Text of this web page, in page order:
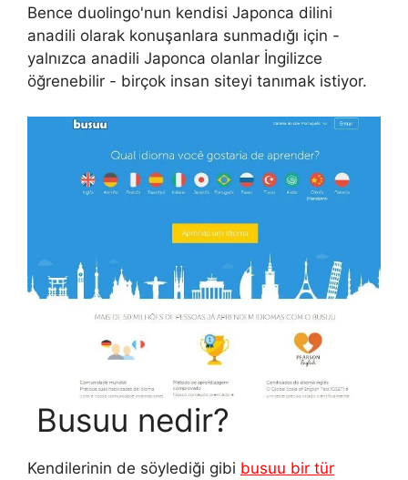
Bence duolingo'nun kendisi Japonca dilini
anadili olarak konuşanlara sunmadığı için -
yalnızca anadili Japonca olanlar İngilizce
öğrenebilir - birçok insan siteyi tanımak istiyor.
Busuu nedir?
Kendilerinin de söylediği gibi busuu bir tür